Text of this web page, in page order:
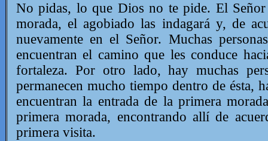
No pidas, lo que Dios no te pide. El Señor
morada, el agobiado las indagará y, de
nuevamente en el Señor. Muchas
encuentran el camino que les conduce
fortaleza. Por otro lado, hay muchas
permanecen mucho tiempo dentro de ésta,
encuentran la entrada de la primera
primera morada, encontrando allí de
primera visita.